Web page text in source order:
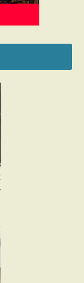
あり
手間
ろで
・。
ろ
ません。